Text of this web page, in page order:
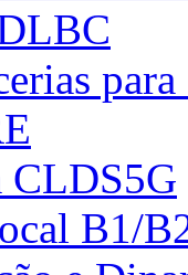
CLDS5G
B1/